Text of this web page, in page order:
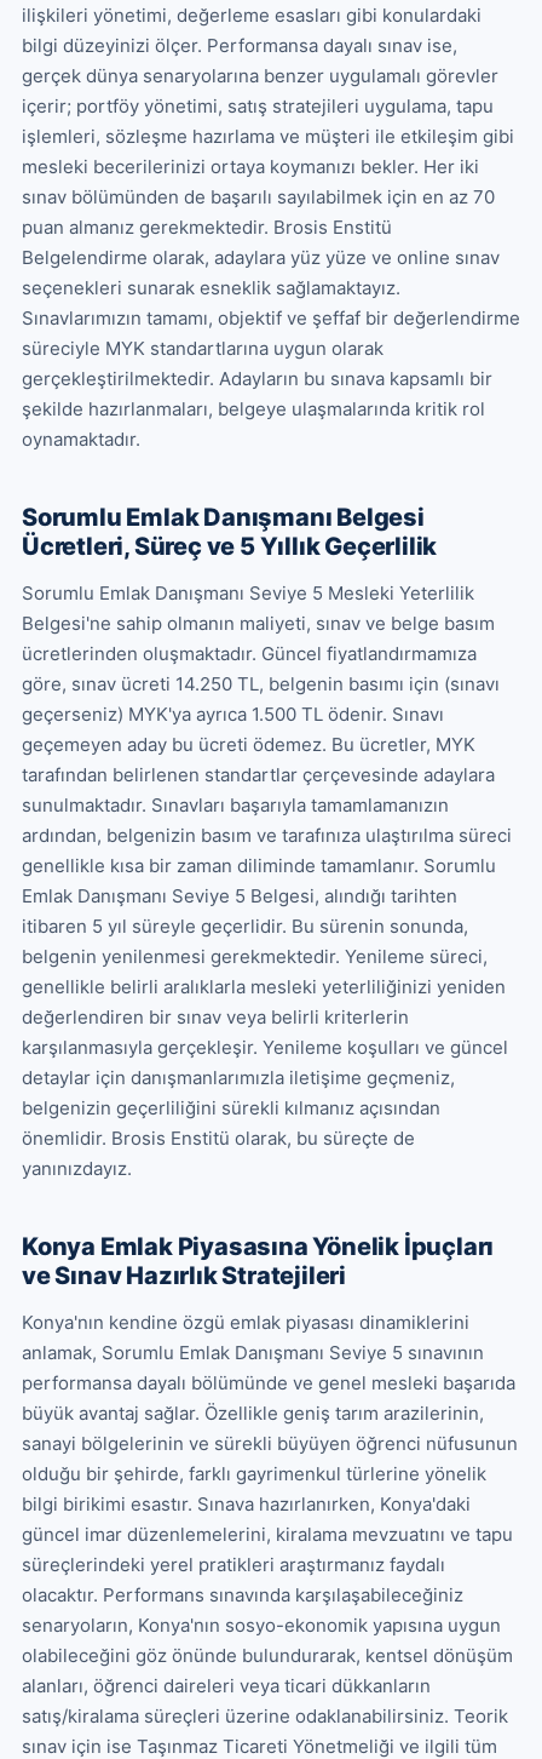
ilişkileri yönetimi, değerleme esasları gibi konulardaki
bilgi düzeyinizi ölçer. Performansa dayalı sınav ise,
gerçek dünya senaryolarına benzer uygulamalı görevler
içerir; portföy yönetimi, satış stratejileri uygulama, tapu
işlemleri, sözleşme hazırlama ve müşteri ile etkileşim gibi
mesleki becerilerinizi ortaya koymanızı bekler. Her iki
sınav bölümünden de başarılı sayılabilmek için en az 70
puan almanız gerekmektedir. Brosis Enstitü
Belgelendirme olarak, adaylara yüz yüze ve online sınav
seçenekleri sunarak esneklik sağlamaktayız.
Sınavlarımızın tamamı, objektif ve şeffaf bir değerlendirme
süreciyle MYK standartlarına uygun olarak
gerçekleştirilmektedir. Adayların bu sınava kapsamlı bir
şekilde hazırlanmaları, belgeye ulaşmalarında kritik rol
oynamaktadır.
Sorumlu Emlak Danışmanı Belgesi
Ücretleri, Süreç ve 5 Yıllık Geçerlilik
Sorumlu Emlak Danışmanı Seviye 5 Mesleki Yeterlilik
Belgesi'ne sahip olmanın maliyeti, sınav ve belge basım
ücretlerinden oluşmaktadır. Güncel fiyatlandırmamıza
göre, sınav ücreti 14.250 TL, belgenin basımı için (sınavı
geçerseniz) MYK'ya ayrıca 1.500 TL ödenir. Sınavı
geçemeyen aday bu ücreti ödemez. Bu ücretler, MYK
tarafından belirlenen standartlar çerçevesinde adaylara
sunulmaktadır. Sınavları başarıyla tamamlamanızın
ardından, belgenizin basım ve tarafınıza ulaştırılma süreci
genellikle kısa bir zaman diliminde tamamlanır. Sorumlu
Emlak Danışmanı Seviye 5 Belgesi, alındığı tarihten
itibaren 5 yıl süreyle geçerlidir. Bu sürenin sonunda,
belgenin yenilenmesi gerekmektedir. Yenileme süreci,
genellikle belirli aralıklarla mesleki yeterliliğinizi yeniden
değerlendiren bir sınav veya belirli kriterlerin
karşılanmasıyla gerçekleşir. Yenileme koşulları ve güncel
detaylar için danışmanlarımızla iletişime geçmeniz,
belgenizin geçerliliğini sürekli kılmanız açısından
önemlidir. Brosis Enstitü olarak, bu süreçte de
yanınızdayız.
Konya Emlak Piyasasına Yönelik İpuçları
ve Sınav Hazırlık Stratejileri
Konya'nın kendine özgü emlak piyasası dinamiklerini
anlamak, Sorumlu Emlak Danışmanı Seviye 5 sınavının
performansa dayalı bölümünde ve genel mesleki başarıda
büyük avantaj sağlar. Özellikle geniş tarım arazilerinin,
sanayi bölgelerinin ve sürekli büyüyen öğrenci nüfusunun
olduğu bir şehirde, farklı gayrimenkul türlerine yönelik
bilgi birikimi esastır. Sınava hazırlanırken, Konya'daki
güncel imar düzenlemelerini, kiralama mevzuatını ve tapu
süreçlerindeki yerel pratikleri araştırmanız faydalı
olacaktır. Performans sınavında karşılaşabileceğiniz
senaryoların, Konya'nın sosyo-ekonomik yapısına uygun
olabileceğini göz önünde bulundurarak, kentsel dönüşüm
alanları, öğrenci daireleri veya ticari dükkanların
satış/kiralama süreçleri üzerine odaklanabilirsiniz. Teorik
sınav için ise Taşınmaz Ticareti Yönetmeliği ve ilgili tüm